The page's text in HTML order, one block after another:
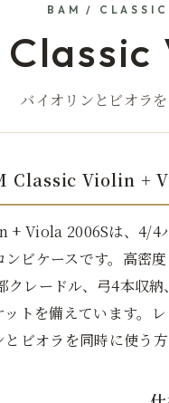
BAM /
バイオリンとビオラ
Classic Violin +
Viola 2006Sは、4/4
ンビケースです。高密
クレードル、弓4本収
トを備えています。
とビオラを同時に使う